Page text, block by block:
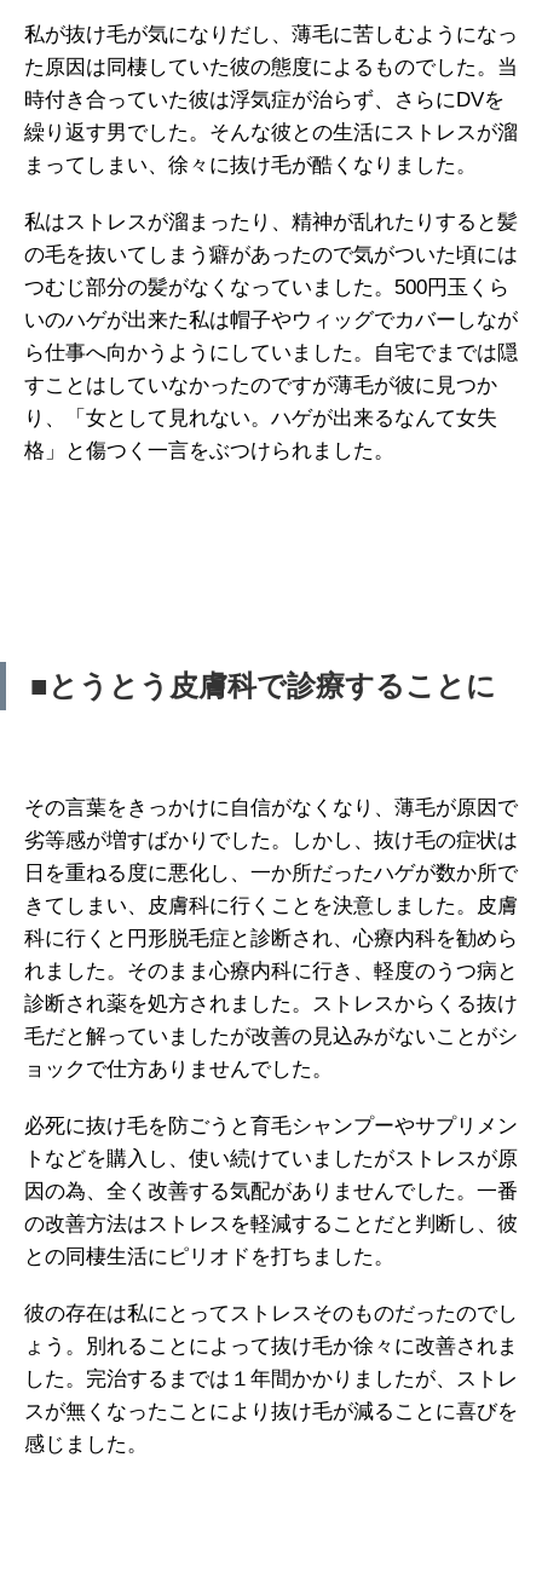
私が抜け毛が気になりだし、薄毛に苦しむようになっ
た原因は同棲していた彼の態度によるものでした。当
時付き合っていた彼は浮気症が治らず、さらにDVを
繰り返す男でした。そんな彼との生活にストレスが溜
まってしまい、徐々に抜け毛が酷くなりました。
私はストレスが溜まったり、精神が乱れたりすると髪
の毛を抜いてしまう癖があったので気がついた頃には
つむじ部分の髪がなくなっていました。500円玉くら
いのハゲが出来た私は帽子やウィッグでカバーしなが
ら仕事へ向かうようにしていました。自宅でまでは隠
すことはしていなかったのですが薄毛が彼に見つか
り、「女として見れない。ハゲが出来るなんて女失
格」と傷つく一言をぶつけられました。
■とうとう皮膚科で診療することに
その言葉をきっかけに自信がなくなり、薄毛が原因で
劣等感が増すばかりでした。しかし、抜け毛の症状は
日を重ねる度に悪化し、一か所だったハゲが数か所で
きてしまい、皮膚科に行くことを決意しました。皮膚
科に行くと円形脱毛症と診断され、心療内科を勧めら
れました。そのまま心療内科に行き、軽度のうつ病と
診断され薬を処方されました。ストレスからくる抜け
毛だと解っていましたが改善の見込みがないことがシ
ョックで仕方ありませんでした。
必死に抜け毛を防ごうと育毛シャンプーやサプリメン
トなどを購入し、使い続けていましたがストレスが原
因の為、全く改善する気配がありませんでした。一番
の改善方法はストレスを軽減することだと判断し、彼
との同棲生活にピリオドを打ちました。
彼の存在は私にとってストレスそのものだったのでし
ょう。別れることによって抜け毛か徐々に改善されま
した。完治するまでは１年間かかりましたが、ストレ
スが無くなったことにより抜け毛が減ることに喜びを
感じました。